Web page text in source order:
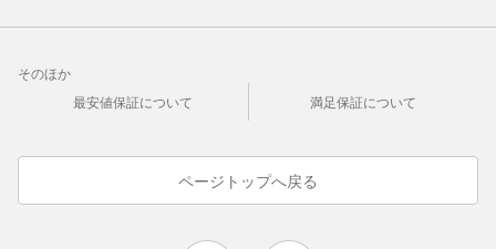
そのほか
最安値保証について
満足保証について
ページトップへ戻る